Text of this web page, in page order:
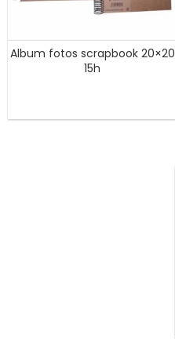
Album fotos scrapbook 20×20
15h